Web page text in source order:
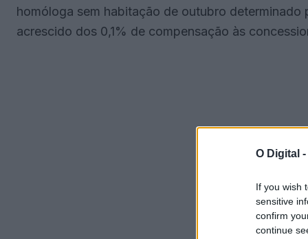
O Digital -
If you wish
sensitive
confirm
continue
homóloga sem habitação de outubro
acrescido dos 0,1% de compensação às